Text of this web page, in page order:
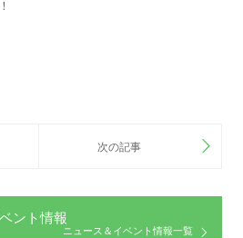
ント情報
ニュース＆イベント情報一覧